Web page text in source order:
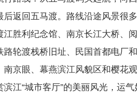
后返回五马渡。路线沿途风景很
江胜利纪念馆、南京长江大桥、
路轮渡栈桥旧址、民国首都电厂
南京眼、幕燕滨江风貌区和樱花
江“城市客厅”的美丽风光，运